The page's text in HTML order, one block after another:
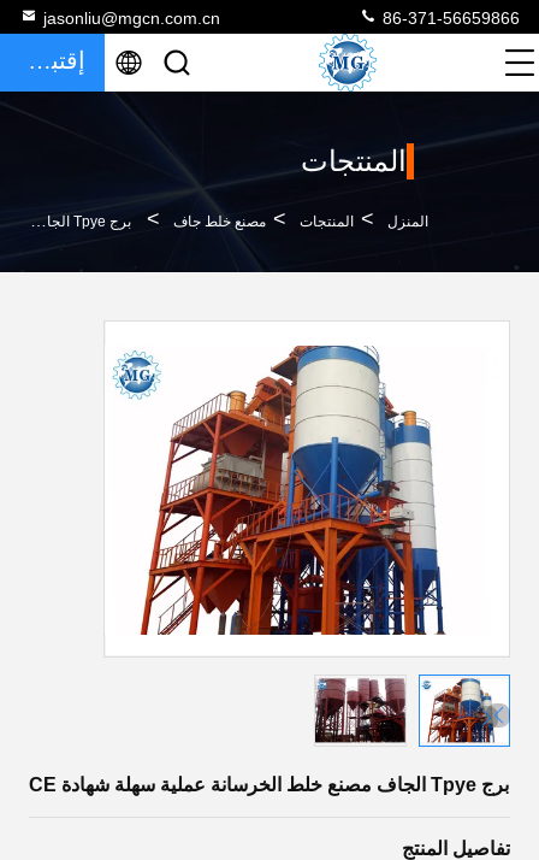
jasonliu@mgcn.com.cn 86-371-56659866
إقتباس
المنتجات
المنزل > المنتجات > مصنع خلط جاف > برج Tpye الجاف مصنع خلط الخرسانة عملية سهلة شهادة CE
برج Tpye الجاف مصنع خلط الخرسانة عملية سهلة شهادة CE
تفاصيل المنتج